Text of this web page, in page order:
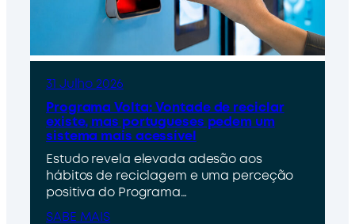
31 Julho 2026
Programa Volta: Vontade de reciclar
existe, mas portugueses pedem um
sistema mais acessível
Estudo revela elevada adesão aos
hábitos de reciclagem e uma perceção
positiva do Programa…
SABE MAIS